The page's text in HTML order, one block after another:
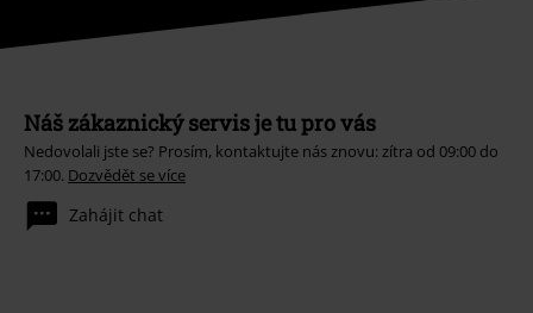
Náš zákaznický servis je tu pro vás
Nedovolali jste se? Prosím, kontaktujte nás znovu: zítra od 09:00 do
17:00. Dozvědět se více
Zahájit chat